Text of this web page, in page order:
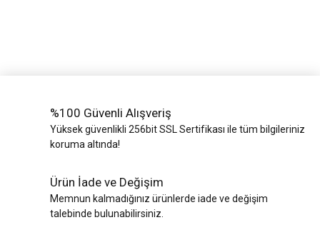
%100 Güvenli Alışveriş
Yüksek güvenlikli 256bit SSL Sertifikası ile tüm bilgileriniz
koruma altında!
Ürün İade ve Değişim
Memnun kalmadığınız ürünlerde iade ve değişim
talebinde bulunabilirsiniz.